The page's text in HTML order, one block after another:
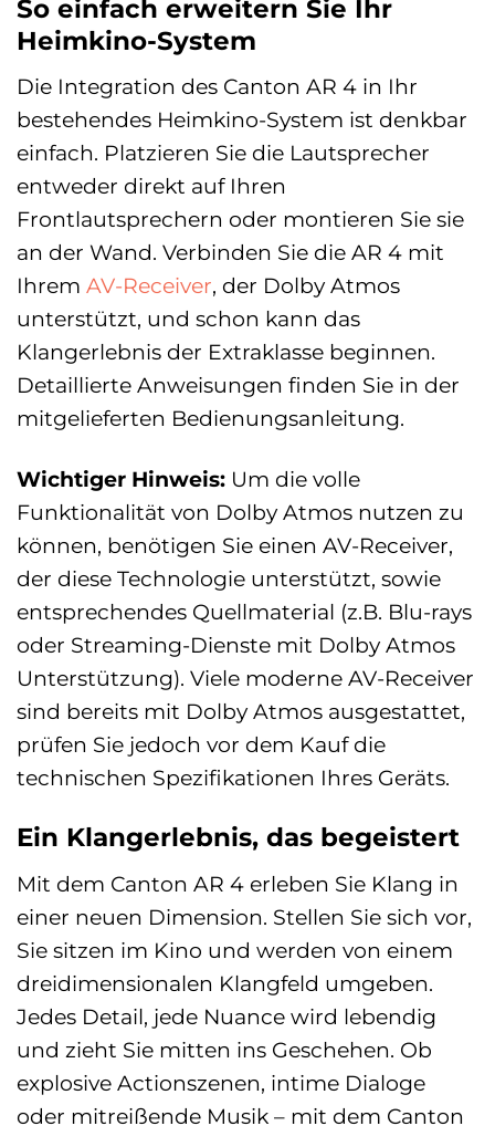
So einfach erweitern Sie Ihr
Heimkino-System
Die Integration des Canton AR 4 in Ihr
bestehendes Heimkino-System ist denkbar
einfach. Platzieren Sie die Lautsprecher
entweder direkt auf Ihren
Frontlautsprechern oder montieren Sie sie
an der Wand. Verbinden Sie die AR 4 mit
Ihrem AV-Receiver, der Dolby Atmos
unterstützt, und schon kann das
Klangerlebnis der Extraklasse beginnen.
Detaillierte Anweisungen finden Sie in der
mitgelieferten Bedienungsanleitung.
Wichtiger Hinweis: Um die volle
Funktionalität von Dolby Atmos nutzen zu
können, benötigen Sie einen AV-Receiver,
der diese Technologie unterstützt, sowie
entsprechendes Quellmaterial (z.B. Blu-rays
oder Streaming-Dienste mit Dolby Atmos
Unterstützung). Viele moderne AV-Receiver
sind bereits mit Dolby Atmos ausgestattet,
prüfen Sie jedoch vor dem Kauf die
technischen Spezifikationen Ihres Geräts.
Ein Klangerlebnis, das begeistert
Mit dem Canton AR 4 erleben Sie Klang in
einer neuen Dimension. Stellen Sie sich vor,
Sie sitzen im Kino und werden von einem
dreidimensionalen Klangfeld umgeben.
Jedes Detail, jede Nuance wird lebendig
und zieht Sie mitten ins Geschehen. Ob
explosive Actionszenen, intime Dialoge
oder mitreißende Musik – mit dem Canton